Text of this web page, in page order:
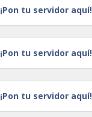
¡Pon tu servidor aquí!
¡Pon tu servidor aquí!
¡Pon tu servidor aquí!